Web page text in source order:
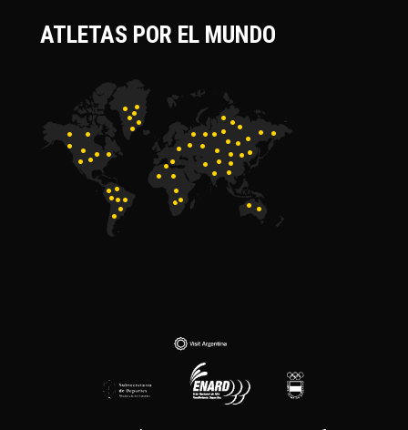
ATLETAS POR EL MUNDO